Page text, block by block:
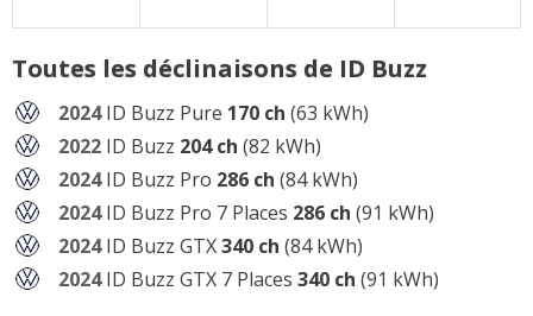
Toutes les déclinaisons de ID Buzz
2024ID Buzz Pure 170 ch (63 kWh)
2022 ID Buzz 204 ch (82 kWh)
2024ID Buzz Pro 286 ch (84 kWh)
2024ID Buzz Pro 7 Places 286 ch (91 kWh)
2024ID Buzz GTX340 ch (84 kWh)
2024ID Buzz GTX 7 Places 340 ch (91 kWh)